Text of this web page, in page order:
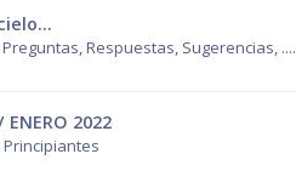
Preguntas, Respuestas, Sugerencias, ....
ENERO 2022
Principiantes